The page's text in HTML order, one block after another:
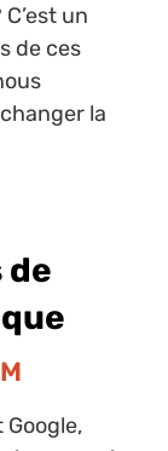
un
de ces
la
de